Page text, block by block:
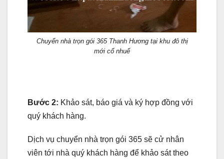
Chuyển nhà trọn gói 365 Thanh Hương tại khu đô thị
mới cổ nhuế
Bước 2: Khảo sát, báo giá và ký hợp đồng với
quý khách hàng.
Dịch vụ chuyển nhà trọn gói 365 sẽ cử nhân
viên tới nhà quý khách hàng để khảo sát theo